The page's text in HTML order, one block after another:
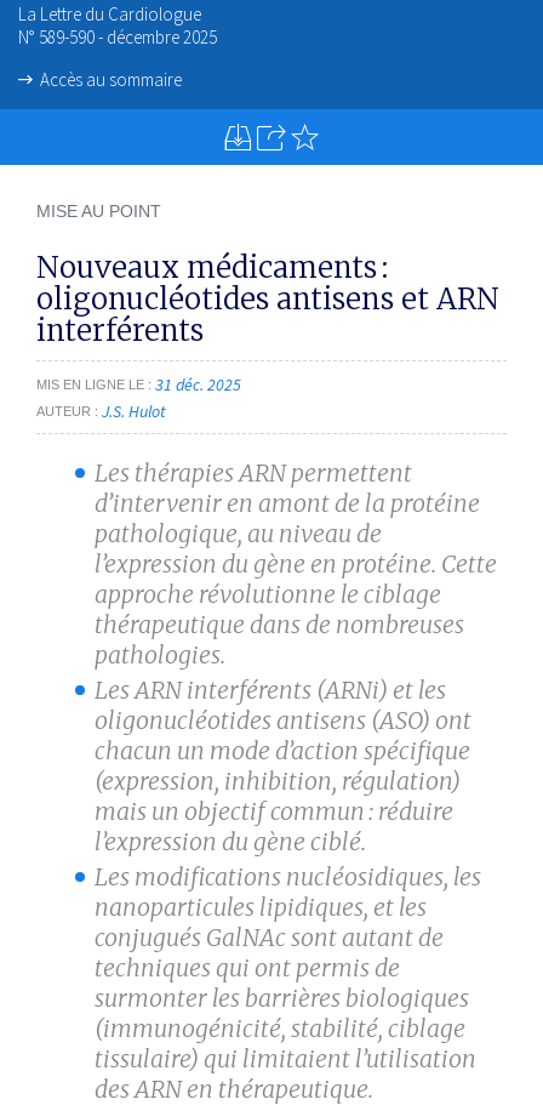
La Lettre du Cardiologue
N° 589-590 - décembre 2025
Accès au sommaire
MISE AU POINT
Nouveaux médicaments :
oligonucléotides antisens et ARN
interférents
MIS EN LIGNE LE 31 déc. 2025
AUTEUR J.S. Hulot
Les thérapies ARN permettent
d’intervenir en amont de la protéine
pathologique, au niveau de
l’expression du gène en protéine. Cette
approche révolutionne le ciblage
thérapeutique dans de nombreuses
pathologies.
Les ARN interférents (ARNi) et les
oligonucléotides antisens (ASO) ont
chacun un mode d’action spécifique
(expression, inhibition, régulation)
mais un objectif commun : réduire
l’expression du gène ciblé.
Les modifications nucléosidiques, les
nanoparticules lipidiques, et les
conjugués GalNAc sont autant de
techniques qui ont permis de
surmonter les barrières biologiques
(immunogénicité, stabilité, ciblage
tissulaire) qui limitaient l’utilisation
des ARN en thérapeutique.